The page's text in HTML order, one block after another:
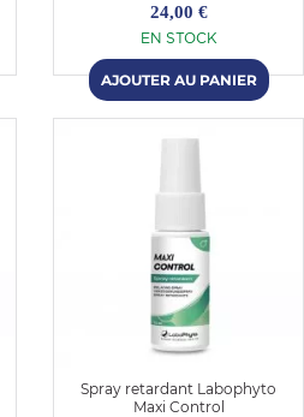
24,00 €
EN STOCK
Spray retardant Labophyto
Maxi Control